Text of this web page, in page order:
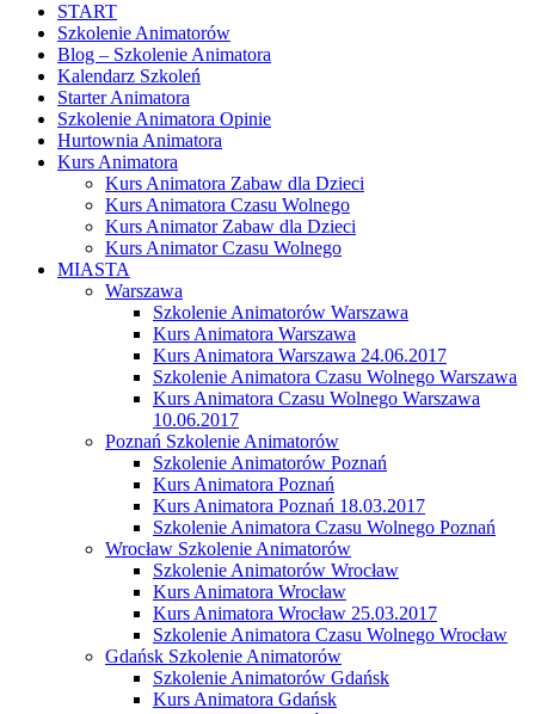
START
Szkolenie Animatorów
Blog – Szkolenie Animatora
Kalendarz Szkoleń
Starter Animatora
Szkolenie Animatora Opinie
Hurtownia Animatora
Kurs Animatora
Kurs Animatora Zabaw dla Dzieci
Kurs Animatora Czasu Wolnego
Kurs Animator Zabaw dla Dzieci
Kurs Animator Czasu Wolnego
MIASTA
Warszawa
Szkolenie Animatorów Warszawa
Kurs Animatora Warszawa
Kurs Animatora Warszawa 24.06.2017
Szkolenie Animatora Czasu Wolnego Warszawa
Kurs Animatora Czasu Wolnego Warszawa
10.06.2017
Poznań Szkolenie Animatorów
Szkolenie Animatorów Poznań
Kurs Animatora Poznań
Kurs Animatora Poznań 18.03.2017
Szkolenie Animatora Czasu Wolnego Poznań
Wrocław Szkolenie Animatorów
Szkolenie Animatorów Wrocław
Kurs Animatora Wrocław
Kurs Animatora Wrocław 25.03.2017
Szkolenie Animatora Czasu Wolnego Wrocław
Gdańsk Szkolenie Animatorów
Szkolenie Animatorów Gdańsk
Kurs Animatora Gdańsk